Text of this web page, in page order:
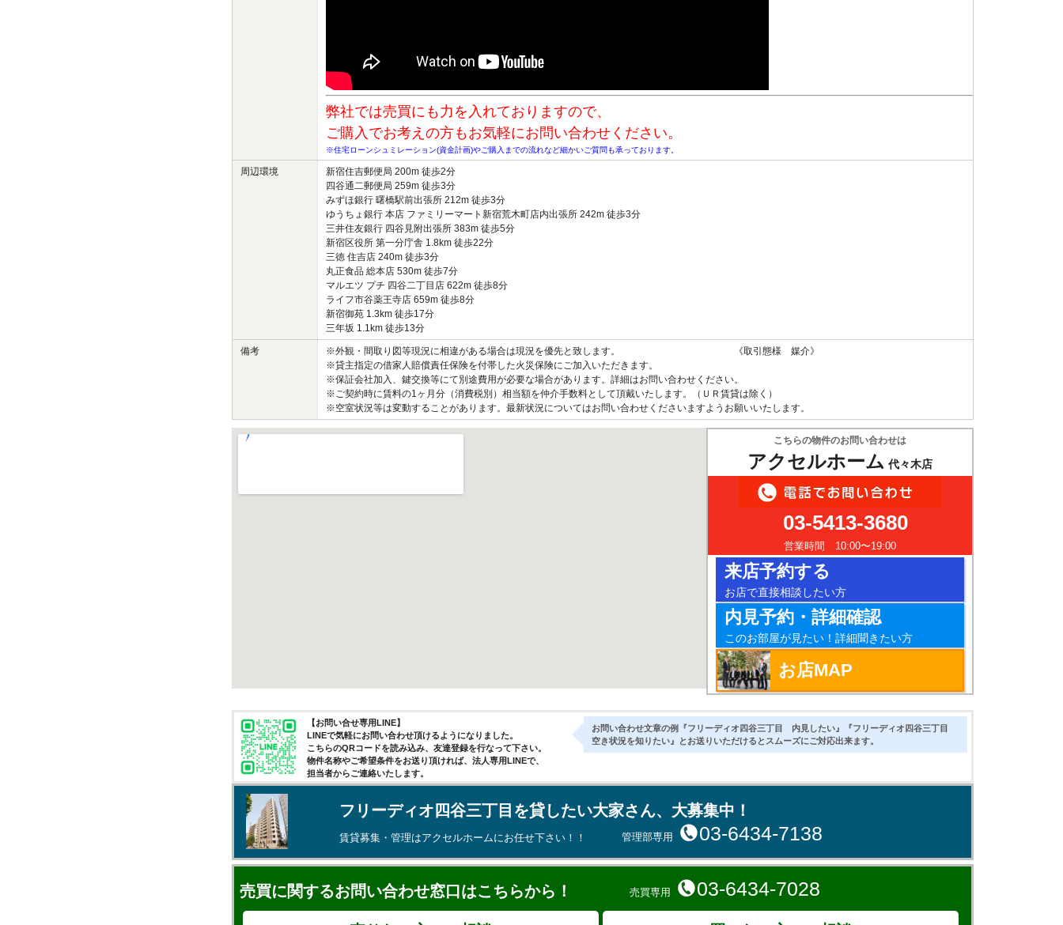
弊社では売買にも力を入れておりますので、
ご購入でお考えの方もお気軽にお問い合わせください。
※住宅ローンシュミレーション(資金計画)やご購入までの流れなど細かいご質問も承っております。
周辺環境
新宿住吉郵便局 200m 徒歩2分
四谷通二郵便局 259m 徒歩3分
みずほ銀行 曙橋駅前出張所 212m 徒歩3分
ゆうちょ銀行 本店 ファミリーマート新宿荒木町店内出張所 242m 徒歩3分
三井住友銀行 四谷見附出張所 383m 徒歩5分
新宿区役所 第一分庁舎 1.8km 徒歩22分
三徳 住吉店 240m 徒歩3分
丸正食品 総本店 530m 徒歩7分
マルエツ プチ 四谷二丁目店 622m 徒歩8分
ライフ市谷薬王寺店 659m 徒歩8分
新宿御苑 1.3km 徒歩17分
三年坂 1.1km 徒歩13分
備考
※外観・間取り図等現況に相違がある場合は現況を優先と致します。 《取引態様 媒介》
※貸主指定の借家人賠償責任保険を付帯した火災保険にご加入いただきます。
※保証会社加入、鍵交換等にて別途費用が必要な場合があります。詳細はお問い合わせください。
※ご契約時に賃料の1ヶ月分（消費税別）相当額を仲介手数料として頂戴いたします。（ＵＲ賃貸は除く）
※空室状況等は変動することがあります。最新状況についてはお問い合わせくださいますようお願いいたします。
こちらの物件のお問い合わせは
アクセルホーム 代々木店
03-5413-3680
営業時間 10:00〜19:00
来店予約する
お店で直接相談したい方
内見予約・詳細確認
このお部屋が見たい！詳細聞きたい方
お店MAP
【お問い合せ専用LINE】
LINEで気軽にお問い合わせ頂けるようになりました。
こちらのQRコードを読み込み、友達登録を行なって下さい。
物件名称やご希望条件をお送り頂ければ、法人専用LINEで、
担当者からご連絡いたします。
お問い合わせ文章の例『フリーディオ四谷三丁目 内見したい』『フリーディオ四谷三丁目
空き状況を知りたい』とお送りいただけるとスムーズにご対応出来ます。
フリーディオ四谷三丁目を貸したい大家さん、大募集中！
賃貸募集・管理はアクセルホームにお任せ下さい！！ 管理部専用 03-6434-7138
売買に関するお問い合わせ窓口はこちらから！ 売買専用 03-6434-7028